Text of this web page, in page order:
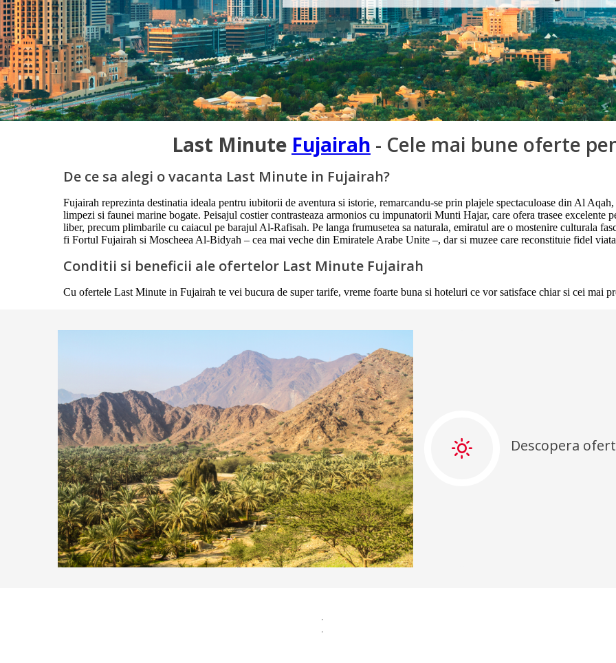
Last Minute Fujairah - Cele mai bune oferte
De ce sa alegi o vacanta Last Minute in Fujairah?
Fujairah reprezinta destinatia ideala pentru iubitorii de aventura si istorie, remarcandu-se prin plajele spectaculoase din Al
limpezi si faunei marine bogate. Peisajul costier contrasteaza armonios cu impunatorii Munti Hajar, care ofera trasee excelente
liber, precum plimbarile cu caiacul pe barajul Al-Rafisah. Pe langa frumusetea sa naturala, emiratul are o mostenire culturala
fi Fortul Fujairah si Moscheea Al-Bidyah – cea mai veche din Emiratele Arabe Unite –, dar si muzee care reconstituie fidel
Conditii si beneficii ale ofertelor Last Minute Fujairah
Cu ofertele Last Minute in Fujairah te vei bucura de super tarife, vreme foarte buna si hoteluri ce vor satisface chiar si cei mai
Descopera